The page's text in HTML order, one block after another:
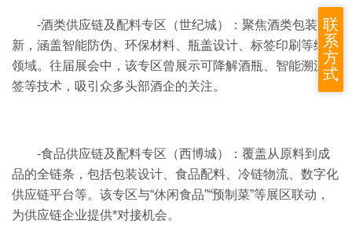
-酒类供应链及配料专区（世纪城）：聚焦酒类包装创
新，涵盖智能防伪、环保材料、瓶盖设计、标签印刷等细分
领域。往届展会中，该专区曾展示可降解酒瓶、智能溯源标
签等技术，吸引众多头部酒企的关注。
-食品供应链及配料专区（西博城）：覆盖从原料到成
品的全链条，包括包装设计、食品配料、冷链物流、数字化
供应链平台等。该专区与“休闲食品”“预制菜”等展区联动，
为供应链企业提供*对接机会。
联
系
方
式